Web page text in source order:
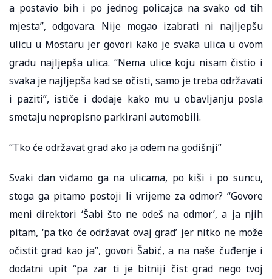
a postavio bih i po jednog policajca na svako od tih
mjesta”, odgovara. Nije mogao izabrati ni najljepšu
ulicu u Mostaru jer govori kako je svaka ulica u ovom
gradu najljepša ulica. “Nema ulice koju nisam čistio i
svaka je najljepša kad se očisti, samo je treba održavati
i paziti”, ističe i dodaje kako mu u obavljanju posla
smetaju nepropisno parkirani automobili.
“Tko će održavat grad ako ja odem na godišnji”
Svaki dan viđamo ga na ulicama, po kiši i po suncu,
stoga ga pitamo postoji li vrijeme za odmor? “Govore
meni direktori ‘Šabi što ne odeš na odmor’, a ja njih
pitam, ‘pa tko će održavat ovaj grad’ jer nitko ne može
očistit grad kao ja”, govori Šabić, a na naše čuđenje i
dodatni upit “pa zar ti je bitniji čist grad nego tvoj